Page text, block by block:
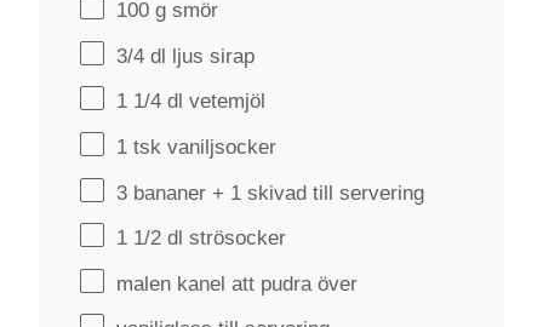
100 g smör
3/4 dl ljus sirap
1 1/4 dl vetemjöl
1 tsk vaniljsocker
3 bananer + 1 skivad till servering
1 1/2 dl strösocker
malen kanel att pudra över